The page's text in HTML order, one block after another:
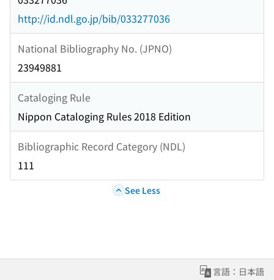
http://id.ndl.go.jp/bib/033277036
National Bibliography No. (JPNO)
23949881
Cataloging Rule
Nippon Cataloging Rules 2018 Edition
Bibliographic Record Category (NDL)
111
See Less
言語：日本語